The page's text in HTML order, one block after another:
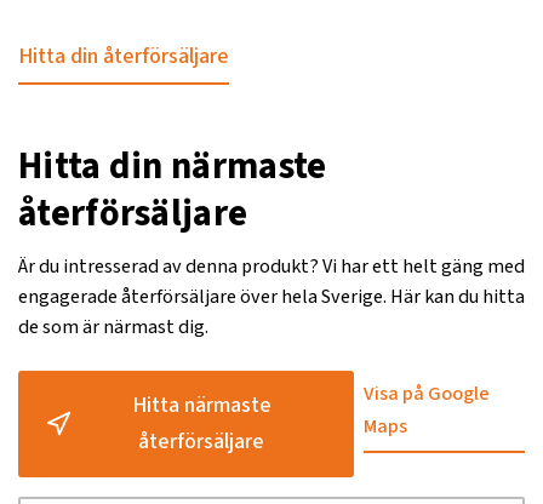
Hitta din återförsäljare
Hitta din närmaste
återförsäljare
Är du intresserad av denna produkt? Vi har ett helt gäng med
engagerade återförsäljare över hela Sverige. Här kan du hitta
de som är närmast dig.
Hitta närmaste
återförsäljare
Visa på Google
Maps